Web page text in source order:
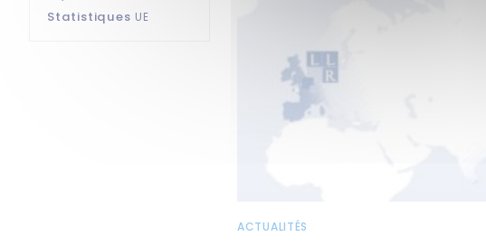
Statistiques UE
ACTUALITÉS